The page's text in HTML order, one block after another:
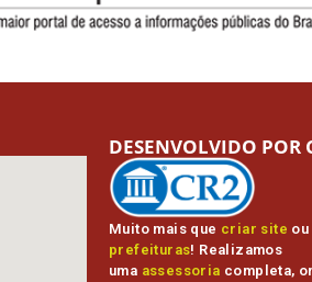
Muito mais que criar site ou
prefeituras! Realizamos
uma assessoria completa,
DESENVOLVIDO POR